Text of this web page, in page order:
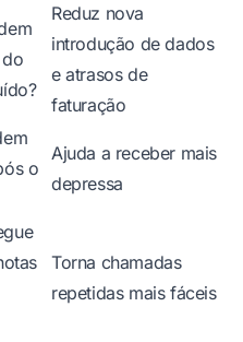
Reduz nova
introdução de dados
e atrasos de
faturação
o
Ajuda a receber mais
depressa
Torna chamadas
repetidas mais fáceis